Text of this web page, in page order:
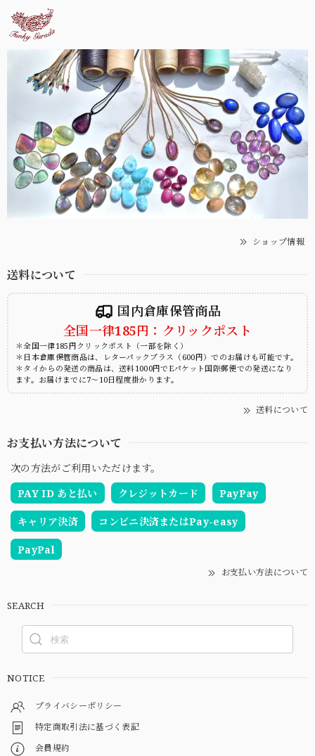
ショップ情報
送料について
国内倉庫保管商品
全国一律185円：クリックポスト
＊全国一律185円クリックポスト（一部を除く）
＊日本倉庫保管商品は、レターパックプラス（600円）でのお届けも可能です。
＊タイからの発送の商品は、送料1000円でEパケット国際郵便での発送になり
ます。お届けまでに7～10日程度掛かります。
送料について
お支払い方法について
次の方法がご利用いただけます。
PAY ID あと払い
クレジットカード PayPay
キャリア決済 コンビニ決済またはPay-easy
PayPal
お支払い方法について
SEARCH
NOTICE
プライバシーポリシー
特定商取引法に基づく表記
会員規約